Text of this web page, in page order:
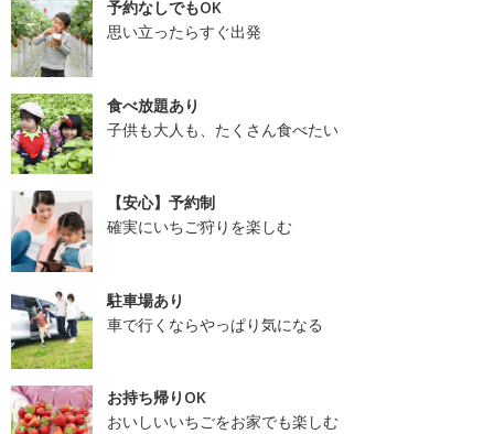
予約なしでもOK
思い立ったらすぐ出発
食べ放題あり
子供も大人も、たくさん食べたい
【安心】予約制
確実にいちご狩りを楽しむ
駐車場あり
車で行くならやっぱり気になる
お持ち帰りOK
おいしいいちごをお家でも楽しむ